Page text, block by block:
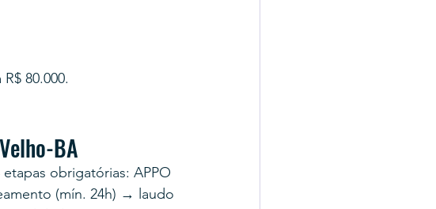
R$ 80.000.
BA
obrigatórias: APPO
(mín. 24h) → laudo